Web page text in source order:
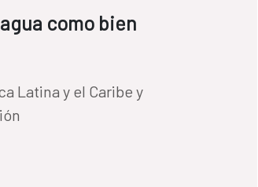
como bien
Latina y el Caribe y